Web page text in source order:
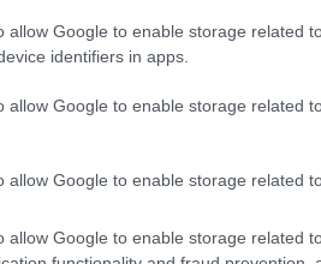
allow Google to enable storage related
identifiers in apps.
allow Google to enable storage related
allow Google to enable storage related
allow Google to enable storage related
να δικάσει
να δοθούν ειδικές
ρεπορτάζ, με
από τις διαπιστεύσεις,
στην κύρια αίθουσα, θα
αίθουσα 250 ατόμων